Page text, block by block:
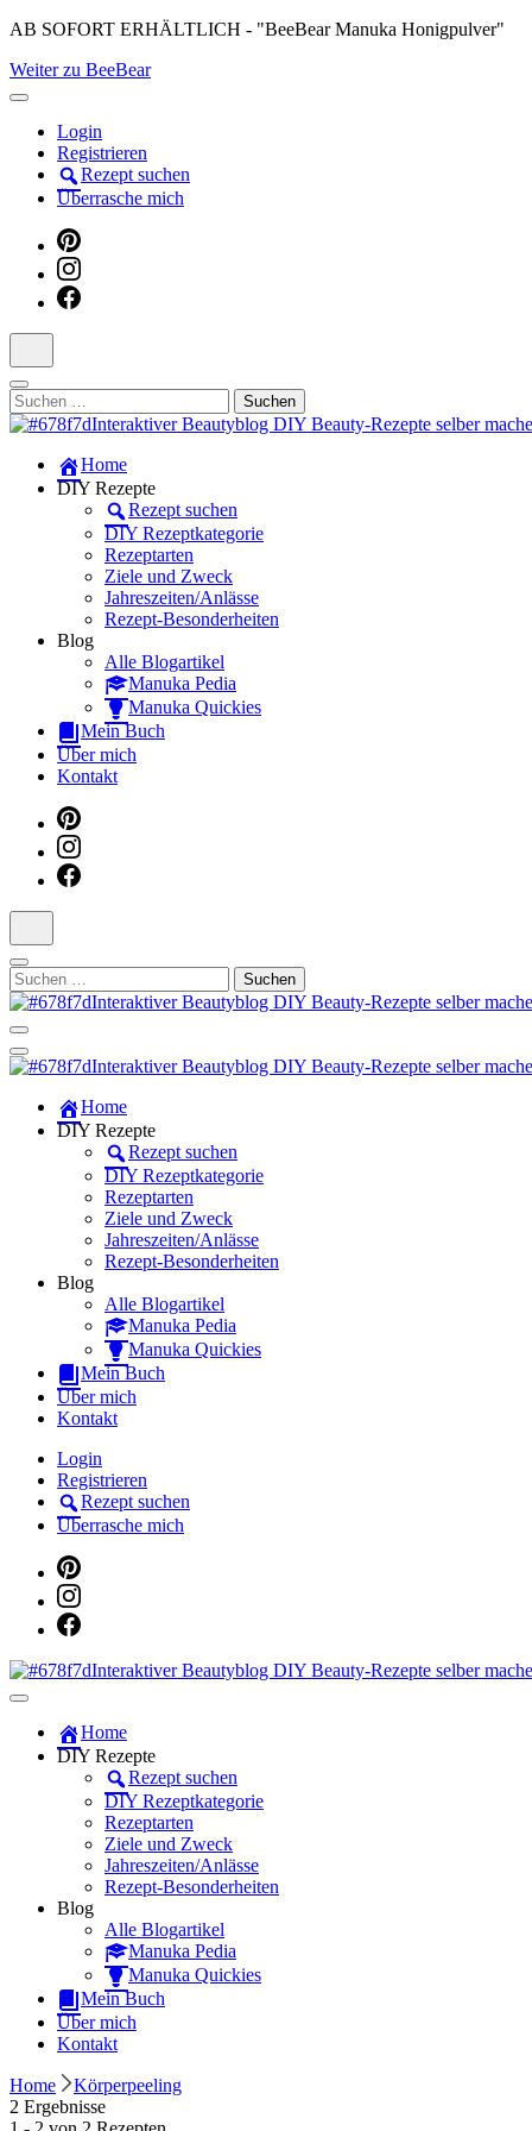
Skip
content
(Press
AB SOFORT ERHÄLTLICH - "BeeBear Manuka Honigpulver"
Weiter zu BeeBear
Login
Registrieren
Rezept suchen
Überrasche mich
Suchen
nach:
Manuka Magic – Natürlich schön:
Dein persönlicher interaktiver DIY Beautyblog
Home
DIY Rezepte
Rezept suchen
DIY Rezeptkategorie
Rezeptarten
Ziele und Zweck
Jahreszeiten/Anlässe
Rezept-Besonderheiten
Blog
Alle Blogartikel
Manuka Pedia
Manuka Quickies
Mein Buch
Über mich
Kontakt
Suchen
nach:
Manuka Magic – Natürlich schön:
Manuka Magic – Natürlich schön:
Dein persönlicher interaktiver DIY Beautyblog
Home
DIY Rezepte
Rezept suchen
DIY Rezeptkategorie
Rezeptarten
Ziele und Zweck
Jahreszeiten/Anlässe
Rezept-Besonderheiten
Blog
Alle Blogartikel
Manuka Pedia
Manuka Quickies
Mein Buch
Über mich
Kontakt
Login
Registrieren
Rezept suchen
Überrasche mich
Manuka Magic – Natürlich schön:
Home
DIY Rezepte
Rezept suchen
DIY Rezeptkategorie
Rezeptarten
Ziele und Zweck
Jahreszeiten/Anlässe
Rezept-Besonderheiten
Blog
Alle Blogartikel
Manuka Pedia
Manuka Quickies
Mein Buch
Über mich
Kontakt
Home
Körperpeeling
2 Ergebnisse